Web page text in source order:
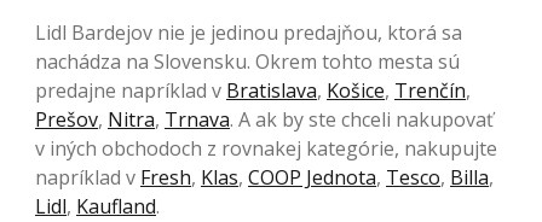
Lidl Bardejov nie je jedinou predajňou, ktorá sa
nachádza na Slovensku. Okrem tohto mesta sú
predajne napríklad v Bratislava, Košice, Trenčín,
Prešov, Nitra, Trnava. A ak by ste chceli nakupovať
v iných obchodoch z rovnakej kategórie, nakupujte
napríklad v Fresh, Klas, COOP Jednota, Tesco, Billa,
Lidl, Kaufland.